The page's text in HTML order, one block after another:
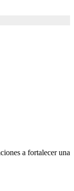
a fortalecer una